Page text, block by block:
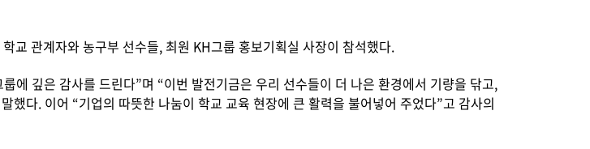
교 관계자와 농구부 선수들, 최원 KH그룹 홍보기획실 사장이 참석했다.
에 깊은 감사를 드린다”며 “이번 발전기금은 우리 선수들이 더 나은 환경에서 기량을 닦고,
다. 이어 “기업의 따뜻한 나눔이 학교 교육 현장에 큰 활력을 불어넣어 주었다”고 감사의